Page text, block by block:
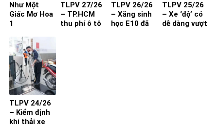
Như Một
Giấc Mơ Hoa
1
TLPV 27/26
– TP.HCM
thu phí ô tô
TLPV 26/26
– Xăng sinh
học E10 đã
TLPV 25/26
– Xe ‘độ’ có
dễ dàng vượt
TLPV 24/26
– Kiểm định
khí thải xe